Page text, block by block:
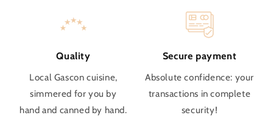
Quality
Local Gascon cuisine,
simmered for you by
hand and canned by hand.
Secure payment
Absolute confidence: your
transactions in complete
security!